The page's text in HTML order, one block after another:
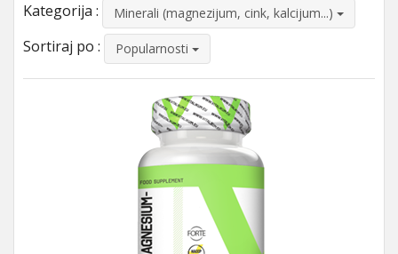
Kategorija : Minerali (magnezijum, cink, kalcijum...)
Sortiraj po : Popularnosti